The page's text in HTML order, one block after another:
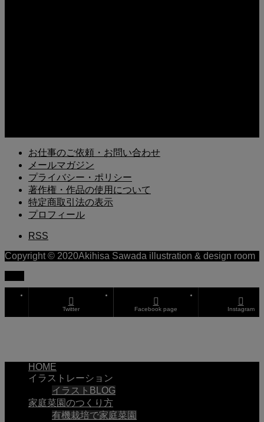
お仕事のご依頼・お問い合わせ
メールマガジン
プライバシー・ポリシー
著作権・作品の使用について
特定商取引法の表示
プロフィール
RSS
Copyright © 2020Akihisa Sawada illustration & design room
Twitter Facebook page Instagram
HOME
イラストレーション
イラストBLOG
家庭菜園のつくり方
有機栽培で家庭菜園